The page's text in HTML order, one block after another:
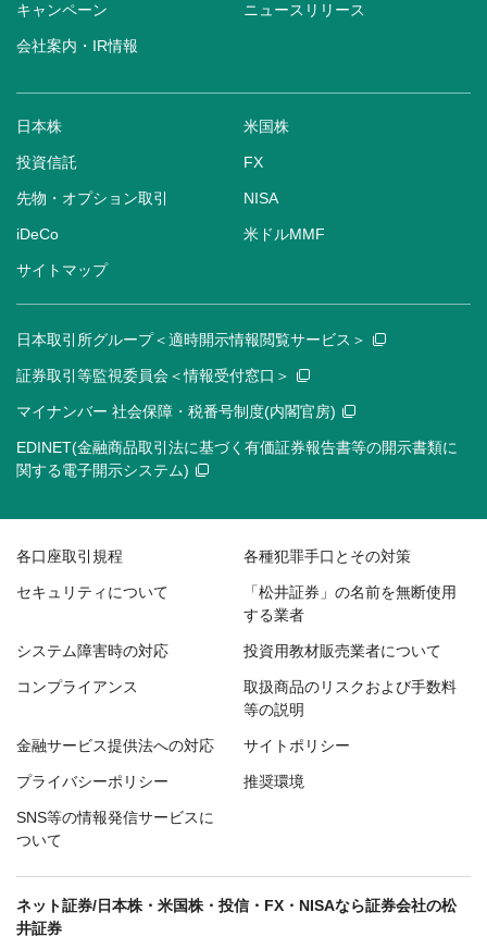
キャンペーン ニュースリリース
会社案内・IR情報
日本株 米国株
投資信託 FX
先物・オプション取引 NISA
iDeCo 米ドルMMF
サイトマップ
日本取引所グループ＜適時開示情報閲覧サービス＞
証券取引等監視委員会＜情報受付窓口＞
マイナンバー 社会保障・税番号制度(内閣官房)
EDINET(金融商品取引法に基づく有価証券報告書等の開示書類に
関する電子開示システム)
各口座取引規程 各種犯罪手口とその対策
セキュリティについて
「松井証券」の名前を無断使用
する業者
システム障害時の対応 投資用教材販売業者について
コンプライアンス
取扱商品のリスクおよび手数料
等の説明
金融サービス提供法への対応 サイトポリシー
プライバシーポリシー 推奨環境
SNS等の情報発信サービスに
ついて
ネット証券/日本株・米国株・投信・FX・NISAなら証券会社の松
井証券